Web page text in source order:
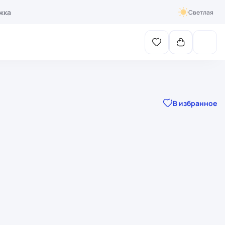
Светлая
В избранное